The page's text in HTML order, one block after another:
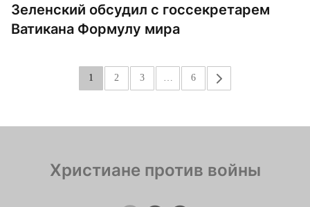
Зеленский обсудил с госсекретарем
Ватикана Формулу мира
1 2 3 6 »
Христиане против войны